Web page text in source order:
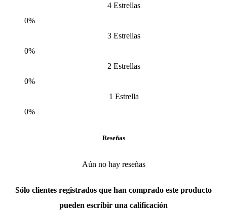
4 Estrellas
0%
3 Estrellas
0%
2 Estrellas
0%
1 Estrella
0%
Reseñas
Aún no hay reseñas
Sólo clientes registrados que han comprado este producto
pueden escribir una calificación